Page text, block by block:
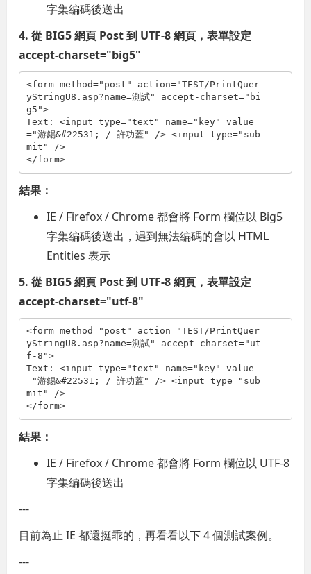
字集編碼後送出
4. 從 BIG5 網頁 Post 到 UTF-8 網頁，表單設定
accept-charset="big5"
<form method="post" action="TEST/PrintQuer
yStringU8.asp?name=測試"
accept-charset="bi
g5">
Text: <input type="text" name="key"
value
="游錫&#22531; / 許功蓋"
/> <input type="sub
mit"
/>
</form>
結果：
IE / Firefox / Chrome 都會將 Form 欄位以 Big5
字集編碼後送出，遇到無法編碼的會以 HTML
Entities 表示
5. 從 BIG5 網頁 Post 到 UTF-8 網頁，表單設定
accept-charset="utf-8"
<form method="post" action="TEST/PrintQuer
yStringU8.asp?name=測試"
accept-charset="ut
f-8">
Text: <input type="text" name="key"
value
="游錫&#22531; / 許功蓋"
/> <input type="sub
mit"
/>
</form>
結果：
IE / Firefox / Chrome 都會將 Form 欄位以 UTF-8
字集編碼後送出
---
目前為止 IE 都還挺乖的，再看看以下 4 個測試案例。
---